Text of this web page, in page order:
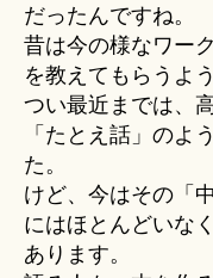
だったんですね。
昔は今の様なワー
を教えてもらうよ
つい最近までは、
「たとえ話」のよ
た。
けど、今はその「
にはほとんどいな
あります。